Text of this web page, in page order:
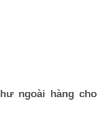
ngoài hàng cho